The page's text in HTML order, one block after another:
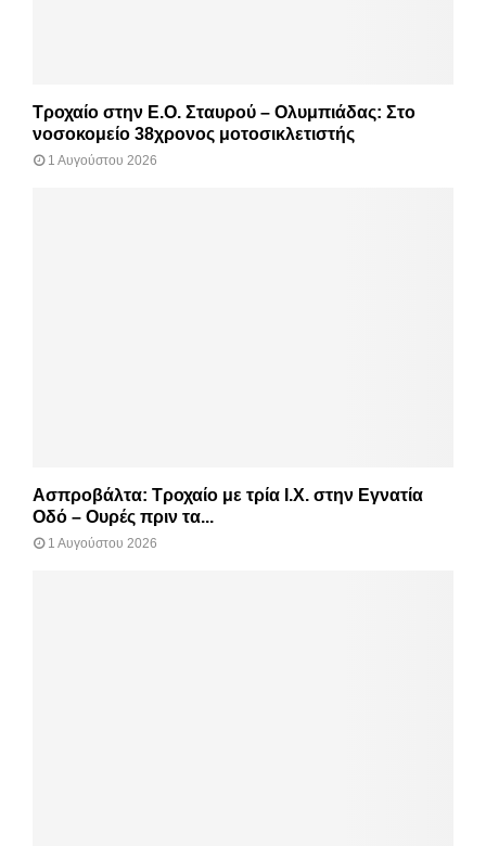
Τροχαίο στην Ε.Ο. Σταυρού – Ολυμπιάδας: Στο
νοσοκομείο 38χρονος μοτοσικλετιστής
1 Αυγούστου 2026
Ασπροβάλτα: Τροχαίο με τρία Ι.Χ. στην Εγνατία
Οδό – Ουρές πριν τα...
1 Αυγούστου 2026